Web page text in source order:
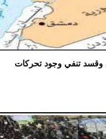
تنفي وجود تحركات